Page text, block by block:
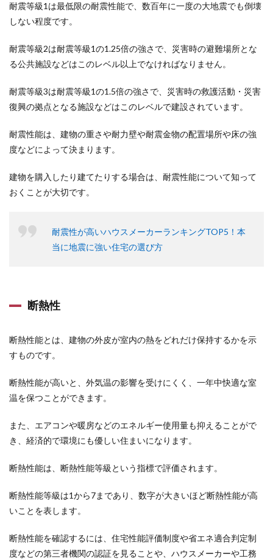
耐震等級1は最低限の耐震性能で、数百年に一度の大地震でも倒壊
しない程度です。
耐震等級2は耐震等級1の1.25倍の強さで、災害時の避難場所とな
る公共施設などはこのレベル以上でなければなりません。
耐震等級3は耐震等級1の1.5倍の強さで、災害時の救護活動・災害
復興の拠点となる施設などはこのレベルで建設されています。
耐震性能は、建物の重さや耐力壁や耐震金物の配置場所や床の強
度などによって決まります。
建物を購入したり建てたりする場合は、耐震性能について知って
おくことが大切です。
耐震性が高いハウスメーカーランキングTOP5！本
当に地震に強い住宅の選び方
断熱性
断熱性能とは、建物の外皮が室内の熱をどれだけ保持するかを示
すものです。
断熱性能が高いと、外気温の影響を受けにくく、一年中快適な室
温を保つことができます。
また、エアコンや暖房などのエネルギー使用量も抑えることがで
き、経済的で環境にも優しい住まいになります。
断熱性能は、断熱性能等級という指標で評価されます。
断熱性能等級は1から7まであり、数字が大きいほど断熱性能が高
いことを表します。
断熱性能を確認するには、住宅性能評価制度や省エネ適合判定制
度などの第三者機関の認証を見ることや、ハウスメーカーや工務